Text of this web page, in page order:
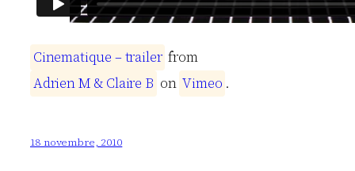
Cinematique –trailer from
AdrienM & Claire B on Vimeo .
18 novembre, 2010